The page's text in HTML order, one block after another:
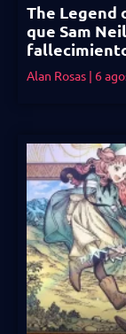
The Legend
que Sam
Alan Rosas 6